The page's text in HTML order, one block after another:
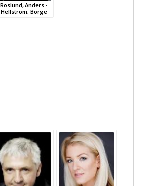
Roslund, Anders -
Hellström, Börge